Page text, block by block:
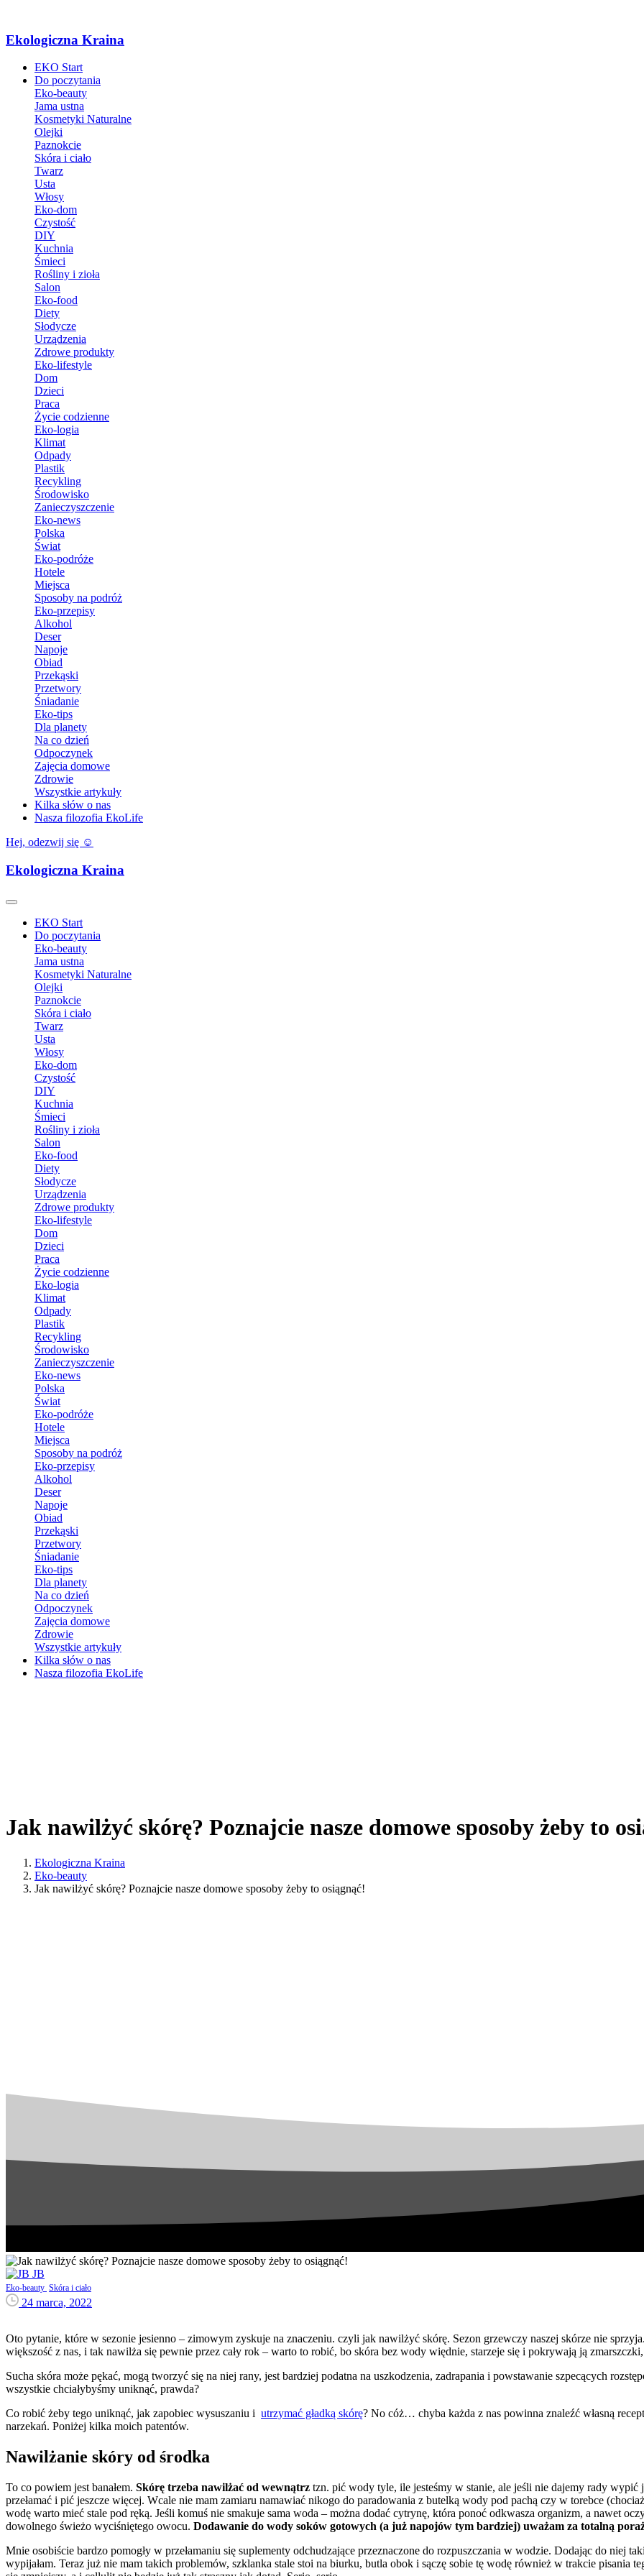
Ekologiczna Kraina
EKO Start
Do poczytania
Eko-beauty
Jama ustna
Kosmetyki Naturalne
Olejki
Paznokcie
Skóra i ciało
Twarz
Usta
Włosy
Eko-dom
Czystość
DIY
Kuchnia
Śmieci
Rośliny i zioła
Salon
Eko-food
Diety
Słodycze
Urządzenia
Zdrowe produkty
Eko-lifestyle
Dom
Dzieci
Praca
Życie codzienne
Eko-logia
Klimat
Odpady
Plastik
Recykling
Środowisko
Zanieczyszczenie
Eko-news
Polska
Świat
Eko-podróże
Hotele
Miejsca
Sposoby na podróż
Eko-przepisy
Alkohol
Deser
Napoje
Obiad
Przekąski
Przetwory
Śniadanie
Eko-tips
Dla planety
Na co dzień
Odpoczynek
Zajęcia domowe
Zdrowie
Wszystkie artykuły
Kilka słów o nas
Nasza filozofia EkoLife
Hej, odezwij się ☺️
Ekologiczna Kraina
EKO Start
Do poczytania
Eko-beauty
Jama ustna
Kosmetyki Naturalne
Olejki
Paznokcie
Skóra i ciało
Twarz
Usta
Włosy
Eko-dom
Czystość
DIY
Kuchnia
Śmieci
Rośliny i zioła
Salon
Eko-food
Diety
Słodycze
Urządzenia
Zdrowe produkty
Eko-lifestyle
Dom
Dzieci
Praca
Życie codzienne
Eko-logia
Klimat
Odpady
Plastik
Recykling
Środowisko
Zanieczyszczenie
Eko-news
Polska
Świat
Eko-podróże
Hotele
Miejsca
Sposoby na podróż
Eko-przepisy
Alkohol
Deser
Napoje
Obiad
Przekąski
Przetwory
Śniadanie
Eko-tips
Dla planety
Na co dzień
Odpoczynek
Zajęcia domowe
Zdrowie
Wszystkie artykuły
Kilka słów o nas
Nasza filozofia EkoLife
Jak nawilżyć skórę? Poznajcie nasze domowe sposoby żeby to
Ekologiczna Kraina
Eko-beauty
Jak nawilżyć skórę? Poznajcie nasze domowe sposoby żeby to osiągnąć!
JB
Eko-beauty Skóra i ciało
24 marca, 2022
Oto pytanie, które w sezonie jesienno – zimowym zyskuje na znaczeniu. czyli jak nawilżyć skórę. Sezon grzewczy naszej skórze nie sprzyja.
większość z nas, i tak nawilża się pewnie przez cały rok – warto to robić, bo skóra bez wody więdnie, starzeje się i pokrywają ją
Sucha skóra może pękać, mogą tworzyć się na niej rany, jest bardziej podatna na uszkodzenia, zadrapania i powstawanie szpecących
wszystkie chciałybyśmy uniknąć, prawda?
Co robić żeby tego uniknąć, jak zapobiec wysuszaniu i utrzymać gładką skórę? No cóż… chyba każda z nas powinna znaleźć własną
narzekań. Poniżej kilka moich patentów.
Nawilżanie skóry od środka
To co powiem jest banałem. Skórę trzeba nawilżać od wewnątrz tzn. pić wody tyle, ile jesteśmy w stanie, ale jeśli nie dajemy rady
przełamać i pić jeszcze więcej. Wcale nie mam zamiaru namawiać nikogo do paradowania z butelką wody pod pachą czy w torebce
wodę warto mieć stale pod ręką. Jeśli komuś nie smakuje sama woda – można dodać cytrynę, która ponoć odkwasza organizm, a nawet
dowolnego świeżo wyciśniętego owocu. Dodawanie do wody soków gotowych (a już napojów tym bardziej) uważam za totalną
Mnie osobiście bardzo pomogły w przełamaniu się suplementy odchudzające przeznaczone do rozpuszczania w wodzie. Dodając do niej
wypijałam. Teraz już nie mam takich problemów, szklanka stale stoi na biurku, butla obok i sączę sobie tę wodę również w trakcie pisania